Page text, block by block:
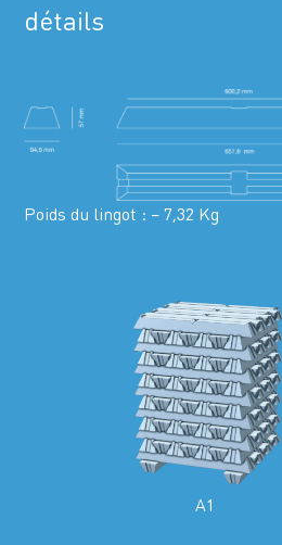
détails
Poids du lingot : – 7,32 Kg
A1